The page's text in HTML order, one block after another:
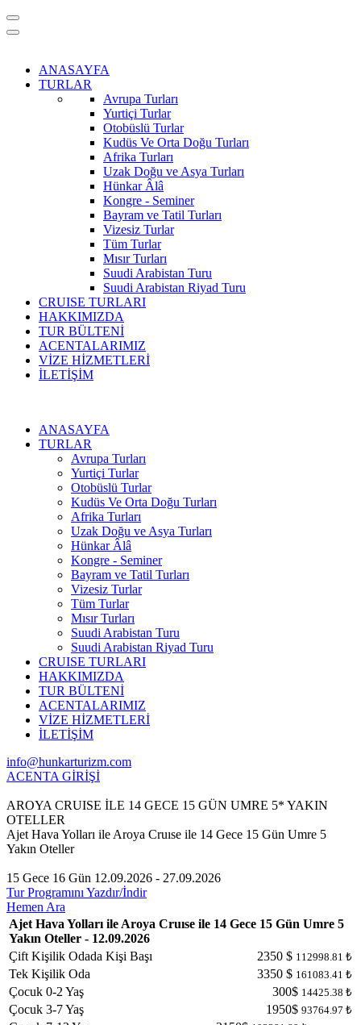
ANASAYFA
TURLAR
Avrupa Turları
Yurtiçi Turlar
Otobüslü Turlar
Kudüs Ve Orta Doğu Turları
Afrika Turları
Uzak Doğu ve Asya Turları
Hünkar Âlâ
Kongre - Seminer
Bayram ve Tatil Turları
Vizesiz Turlar
Tüm Turlar
Mısır Turları
Suudi Arabistan Turu
Suudi Arabistan Riyad Turu
CRUISE TURLARI
HAKKIMIZDA
TUR BÜLTENİ
ACENTALARIMIZ
VİZE HİZMETLERİ
İLETİŞİM
ANASAYFA
TURLAR
Avrupa Turları
Yurtiçi Turlar
Otobüslü Turlar
Kudüs Ve Orta Doğu Turları
Afrika Turları
Uzak Doğu ve Asya Turları
Hünkar Âlâ
Kongre - Seminer
Bayram ve Tatil Turları
Vizesiz Turlar
Tüm Turlar
Mısır Turları
Suudi Arabistan Turu
Suudi Arabistan Riyad Turu
CRUISE TURLARI
HAKKIMIZDA
TUR BÜLTENİ
ACENTALARIMIZ
VİZE HİZMETLERİ
İLETİŞİM
info@hunkarturizm.com
ACENTA GİRİŞİ
AROYA CRUISE İLE 14 GECE 15 GÜN UMRE 5* YAKIN
OTELLER
Ajet Hava Yolları ile Aroya Cruıse ile 14 Gece 15 Gün Umre 5
Yakın Oteller
15 Gece 16 Gün 12.09.2026 - 27.09.2026
Tur Programını Yazdır/İndir
Hemen Ara
Ajet Hava Yolları ile Aroya Cruıse ile 14 Gece 15 Gün Umre 5
Yakın Oteller - 12.09.2026
Çift Kişilik Odada Kişi Başı
2350 $ 112998.81 ₺
Tek Kişilik Oda 3350 $ 161083.41 ₺
Çocuk 0-2 Yaş 300$ 14425.38 ₺
Çocuk 3-7 Yaş 1950$ 93764.97 ₺